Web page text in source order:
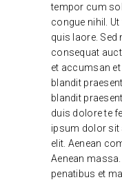
tempor cum
congue nihil.
quis laore. Sed
consequat
et accumsan
blandit
blandit
duis dolore te
ipsum dolor sit
elit. Aenean
Aenean
penatibus et